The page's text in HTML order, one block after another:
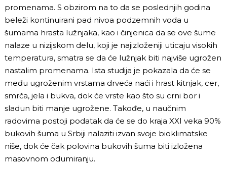
promenama. S obzirom na to da se poslednjih godina
beleži kontinuirani pad nivoa podzemnih voda u
šumama hrasta lužnjaka, kao i činjenica da se ove šume
nalaze u nizijskom delu, koji je najizloženiji uticaju visokih
temperatura, smatra se da će lužnjak biti najviše ugrožen
nastalim promenama. Ista studija je pokazala da će se
među ugroženim vrstama drveća naći i hrast kitnjak, cer,
smrča, jela i bukva, dok će vrste kao što su crni bor i
sladun biti manje ugrožene. Takođe, u naučnim
radovima postoji podatak da će se do kraja XXI veka 90%
bukovih šuma u Srbiji nalaziti izvan svoje bioklimatske
niše, dok će čak polovina bukovih šuma biti izložena
masovnom odumiranju.